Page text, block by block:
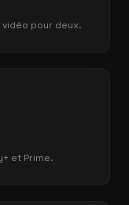
pour deux.
et Prime.